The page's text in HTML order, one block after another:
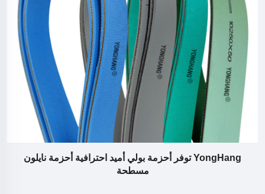
YongHang توفر أحزمة بولي أميد احترافية أحزمة نايلون
مسطحة